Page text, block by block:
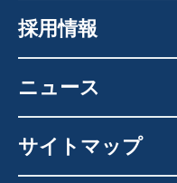
採用情報
ニュース
サイトマップ